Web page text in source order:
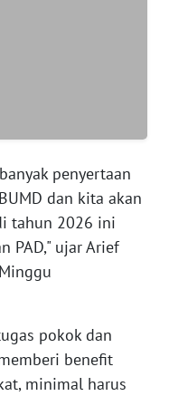
penyertaan
dan kita akan
tahun 2026 ini
PAD," ujar Arief
pokok dan
benefit
minimal harus